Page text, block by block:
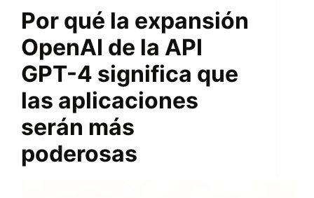
Por qué la expansión
OpenAI de la API
GPT-4 significa que
las aplicaciones
serán más
poderosas